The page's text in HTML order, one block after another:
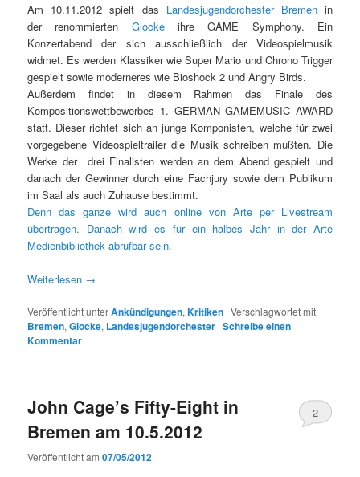
Am 10.11.2012 spielt das Landesjugendorchester Bremenin
der renommierten Glockeihre GAME Symphony. Ein
Konzertabend der sich ausschließlich der Videospielmusik
widmet. Es werden Klassiker wie Super Mario und Chrono Trigger
gespielt sowie moderneres wie Bioshock 2 und Angry Birds.
Außerdem findet in diesem Rahmen das Finale des
Kompositionswettbewerbes 1. GERMAN GAMEMUSIC AWARD
statt. Dieser richtet sich an junge Komponisten, welche für zwei
vorgegebene Videospieltrailer die Musik schreiben mußten. Die
Werke der drei Finalisten werden an dem Abend gespielt und
danach der Gewinner durch eine Fachjury sowie dem Publikum
im Saal als auch Zuhause bestimmt.
Denn das ganze wird auch online von Arte per Livestream
übertragen. Danach wird es für ein halbes Jahr in der Arte
Medienbibliothek abrufbar sein.
Weiterlesen →
Veröffentlicht unterAnkündigungen,Kritiken |Verschlagwortet mit
Bremen,Glocke, Landesjugendorchester |Schreibe einen
Kommentar
John Cage’s Fifty-Eight in
Bremen am 10.5.2012
Veröffentlicht am07/05/2012
2